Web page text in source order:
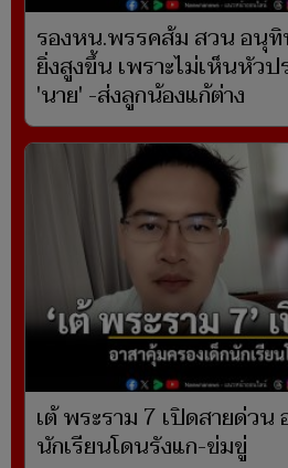
รองหน.พรรคส้ม สวน อนุ
ยิ่งสูงขึ้น เพราะไม่เห็นหัว
'นาย' -ส่งลูกน้องแก้ต่าง
เต้ พระราม 7 เปิดสายด่วน
นักเรียนโดนรังแก-ข่มขู่